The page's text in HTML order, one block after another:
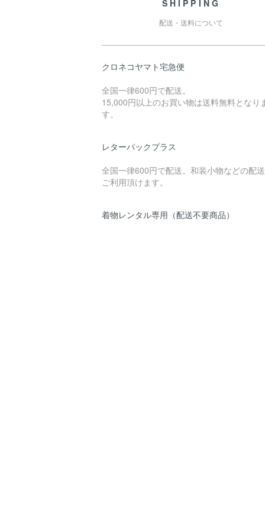
SHIPPING
配送・送料について
クロネコヤマト宅急便
全国一律600円で配送。
15,000円以上のお買い物は送料無料となり
す。
レターパックプラス
全国一律600円で配送。和装小物などの配
ご利用頂けます。
着物レンタル専用（配送不要商品）